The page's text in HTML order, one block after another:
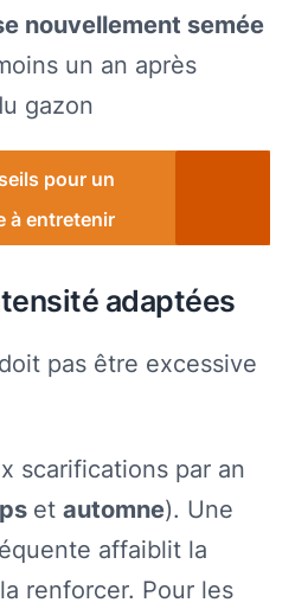
nouvellement semée
un an après
gazon
pour un
à entretenir
adaptées
pas être excessive
scarifications par an
et automne). Une
affaiblit la
renforcer. Pour les